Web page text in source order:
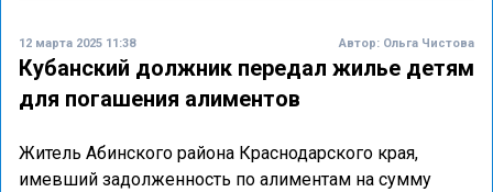
12 марта 2025 11:38 Автор: Ольга Чистова
Кубанский должник передал жилье детям
для погашения алиментов
Житель Абинского района Краснодарского края,
имевший задолженность по алиментам на сумму